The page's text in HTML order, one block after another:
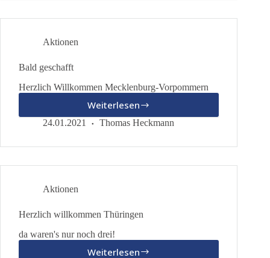
Aktionen
Bald geschafft
Herzlich Willkommen Mecklenburg-Vorpommern
Weiterlesen
Bald
geschafft
24.01.2021 Thomas Heckmann
Aktionen
Herzlich willkommen Thüringen
da waren's nur noch drei!
Weiterlesen